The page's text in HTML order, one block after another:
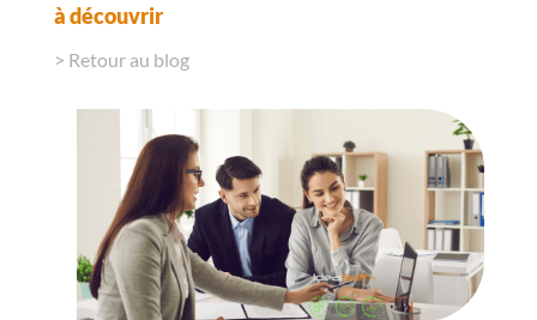
à découvrir
> Retour au blog